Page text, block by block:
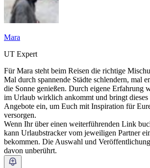
Mara
UT Expert
Für Mara steht beim Reisen die richtige
Mal durch spannende Städte schlendern, mal
die Sonne genießen. Durch eigene Erfahrung
im Urlaub wirklich ankommt und bringt dieses
Angebote ein, um Euch mit Inspiration für
versorgen.
Wenn Ihr über einen weiterführenden Link
kann Urlaubstracker vom jeweiligen Partner
bekommen. Die Auswahl und
davon unberührt.